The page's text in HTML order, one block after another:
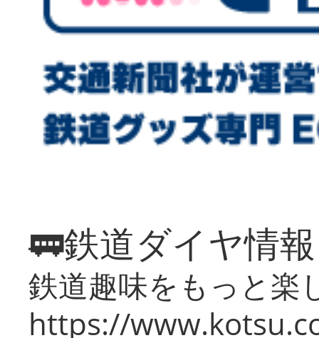
🚃鉄道ダイヤ情
鉄道趣味をもっと楽
https://